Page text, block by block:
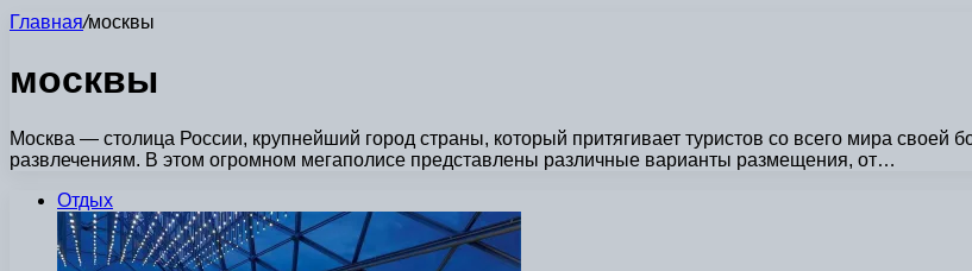
Главная/москвы
москвы
Москва — столица России, крупнейший город страны, который притягивает туристов со всего мира своей
развлечениям. В этом огромном мегаполисе представлены различные варианты размещения, от…
Отдых